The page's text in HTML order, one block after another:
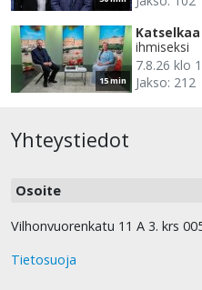
15 min
ihmiseksi
7.8.26 klo
Jakso: 212
Yhteystiedot
Osoite
Vilhonvuorenkatu 11 A 3. krs
Tietosuoja